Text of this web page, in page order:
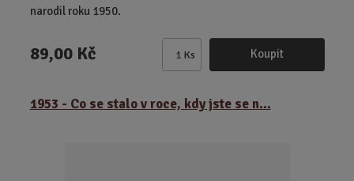
narodil roku 1950.
89,00 Kč
Z
ě
Ks Koupit
1953 - Co se stalo v roce, kdy jste se n...